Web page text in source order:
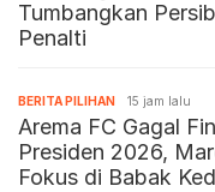
Tumbangkan
Penalti
BERITA PILIHAN 15 jam lalu
Arema FC Gagal
Presiden 2026,
Fokus di Babak